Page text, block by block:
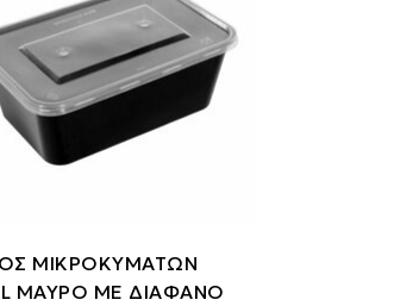
MΙΚΡΟΚΥΜΑΤΩΝ
ΜΑΥΡΟ ME ΔΙΑΦΑΝΟ